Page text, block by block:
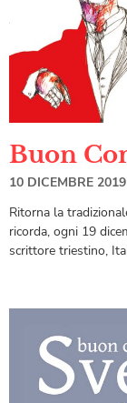
Buon
10 DICEMBRE 2019
Ritorna la
ricorda, ogni 19
scrittore triestino,